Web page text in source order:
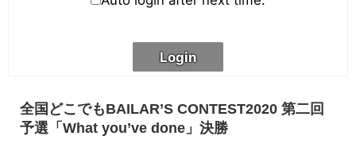
全国どこでもBAILAR’S CONTEST2020 第二回
予選「What you’ve done」決勝